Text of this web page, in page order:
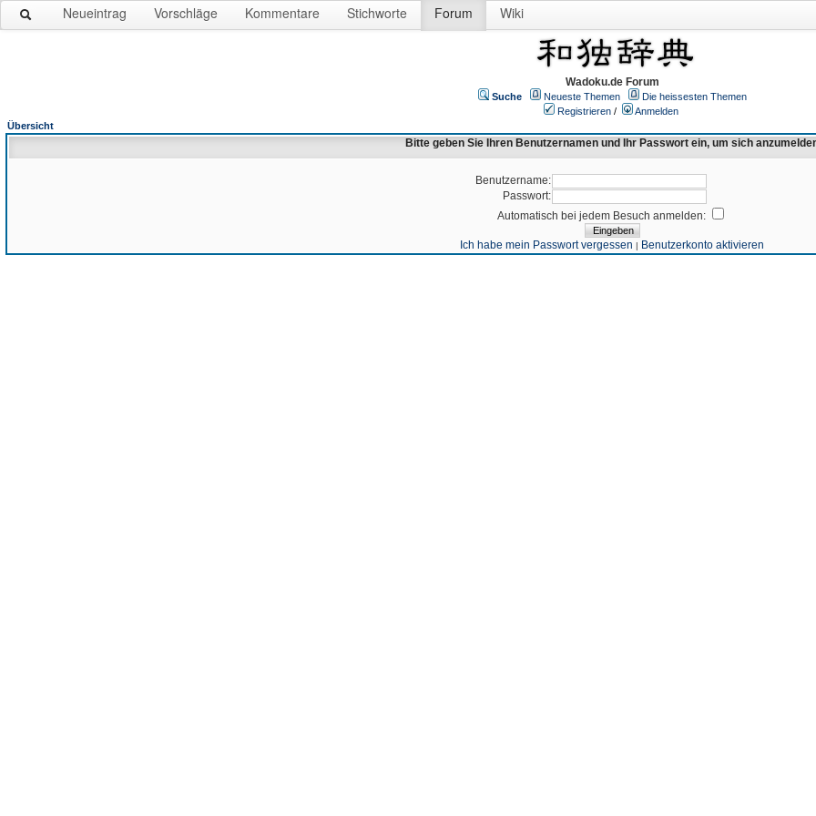
Neueintrag Vorschläge Kommentare Stichworte Forum Wiki
Wadoku.de Forum
Suche Neueste Themen
Die heissesten Themen
Registrieren /
Anmelden
Übersicht
Bitte geben Sie Ihren Benutzernamen und Ihr Passwort ein, um sich
Benutzername:
Passwort:
Automatisch bei jedem Besuch anmelden:
Ich habe mein Passwort vergessen | Benutzerkonto aktivieren